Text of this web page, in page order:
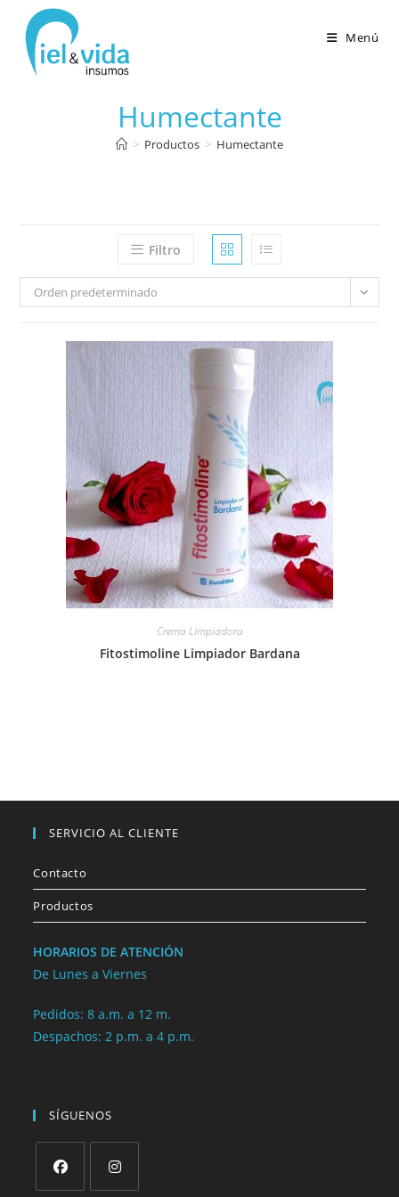
Menú
Humectante
> Productos > Humectante
Filtro
Orden predeterminado
Crema Limpiadora
Fitostimoline Limpiador Bardana
SERVICIO AL CLIENTE
Contacto
Productos
HORARIOS DE ATENCIÓN
De Lunes a Viernes
Pedidos: 8 a.m. a 12 m.
Despachos: 2 p.m. a 4 p.m.
SÍGUENOS